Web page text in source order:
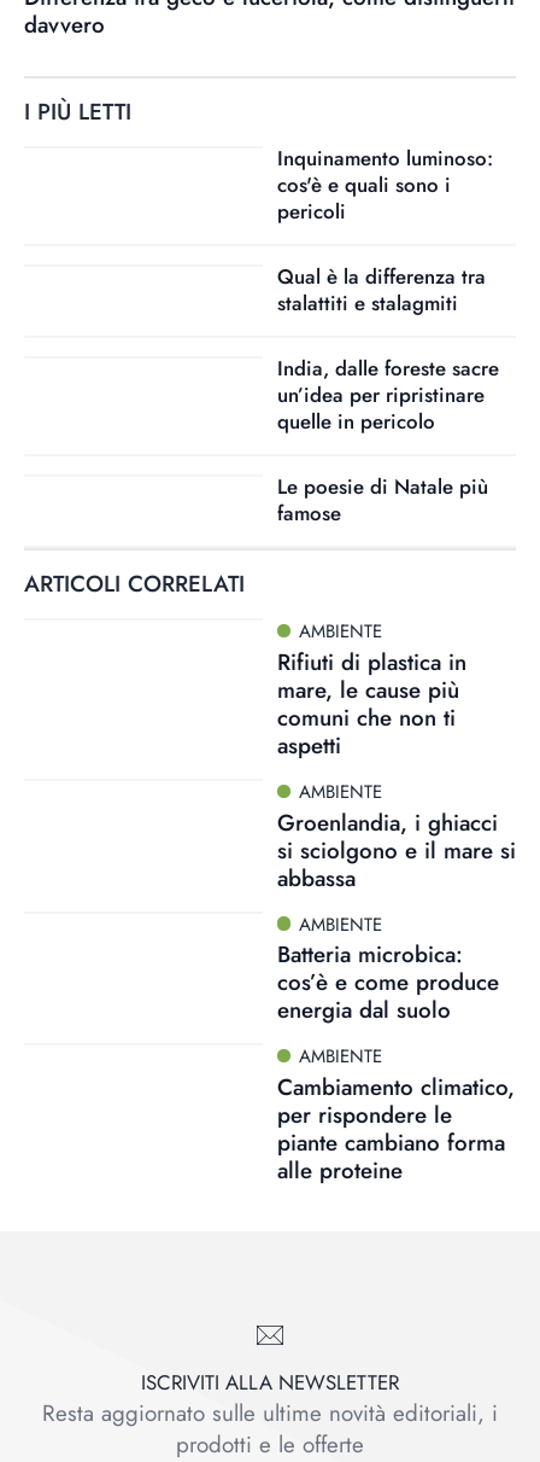
davvero
I PIÙ LETTI
Inquinamento luminoso:
cos'è e quali sono i
pericoli
Qual è la differenza tra
stalattiti e stalagmiti
India, dalle foreste sacre
un’idea per ripristinare
quelle in pericolo
Le poesie di Natale più
famose
ARTICOLI CORRELATI
AMBIENTE
Rifiuti di plastica in
mare, le cause più
comuni che non ti
aspetti
AMBIENTE
Groenlandia, i ghiacci
si sciolgono e il mare si
abbassa
AMBIENTE
Batteria microbica:
cos’è e come produce
energia dal suolo
AMBIENTE
Cambiamento climatico,
per rispondere le
piante cambiano forma
alle proteine
ISCRIVITI ALLA NEWSLETTER
Resta aggiornato sulle ultime novità editoriali, i
prodotti e le offerte